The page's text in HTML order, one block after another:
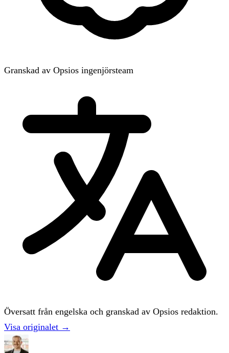
Granskad av Opsios ingenjörsteam
Översatt från engelska och granskad av Opsios redaktion.
Visa originalet →